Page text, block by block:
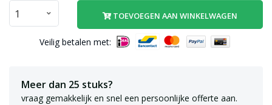
TOEVOEGEN AAN WINKELWAGEN
Veilig betalen met:
Meer dan 25 stuks?
vraag gemakkelijk en snel een persoonlijke offerte aan.